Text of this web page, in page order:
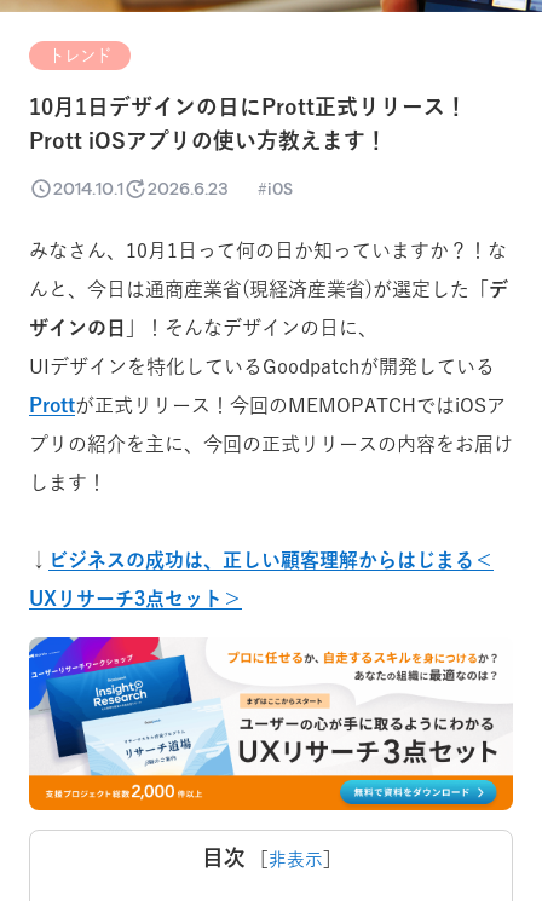
トレンド
10月1日デザインの日にPrott正式リリース！
Prott iOSアプリの使い方教えます！
2014.10.1 2026.6.23 iOS
みなさん、10月1日って何の日か知っていますか？！な
んと、今日は通商産業省(現経済産業省)が選定した「 デ
ザインの日
」！そんなデザインの日に、
UIデザインを特化しているGoodpatchが開発している
Prottが正式リリース！今回のMEMOPATCHではiOSア
プリの紹介を主に、今回の正式リリースの内容をお届け
します！
ビジネスの成功は、正しい顧客理解からはじまる＜
UXリサーチ3点セット＞
目次 非表示